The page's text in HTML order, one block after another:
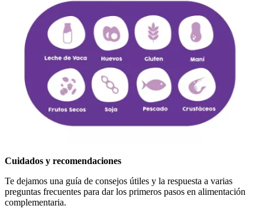
Cuidados y recomendaciones
Te dejamos una guía de consejos útiles y la respuesta a varias
preguntas frecuentes para dar los primeros pasos en alimentación
complementaria.